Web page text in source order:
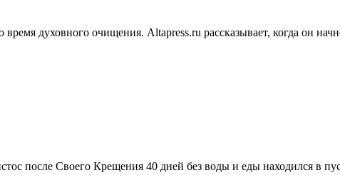
духовного очищения. Altapress.ru рассказывает, когда он
после Своего Крещения 40 дней без воды и еды находился в